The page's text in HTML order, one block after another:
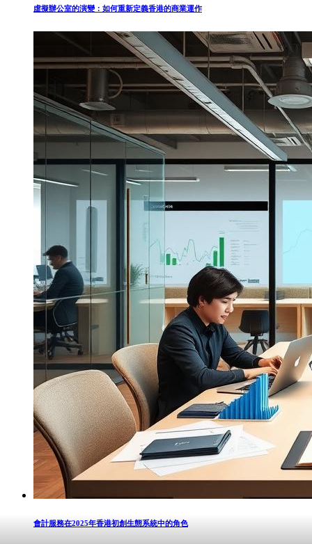
虛擬辦公室的演變：如何重新定義香港的商業運作
會計服務在2025年香港初創生態系統中的角色